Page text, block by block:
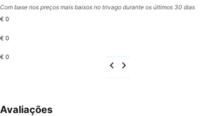
Com base nos preços mais baixos no trivago durante os últimos 30 dias
€ 0
€ 0
€ 0
Avaliações